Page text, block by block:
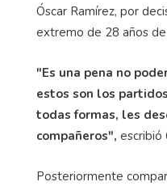
Óscar Ramírez, por
extremo de 28 años
"Es una pena no
estos son los
todas formas, les
compañeros", escribió
Posteriormente